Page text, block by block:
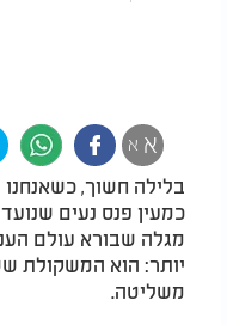
א א
בלילה חשוך, כשאנחנו
כמעין פנס נעים
מגלה שבורא עולם
יותר: הוא המשקולת
משליטה.